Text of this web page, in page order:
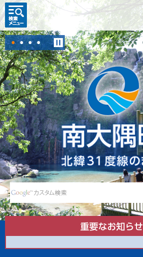
重要なお知らせ